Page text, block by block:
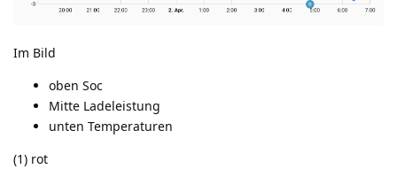
Im Bild
oben Soc
Mitte Ladeleistung
unten Temperaturen
(1) rot